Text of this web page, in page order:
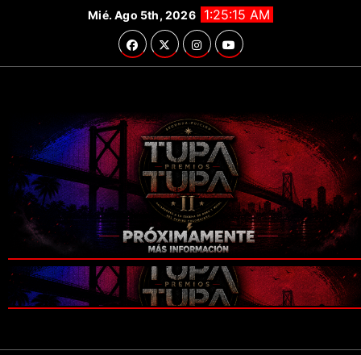
Mié. Ago 5th, 2026 1:25:17 AM